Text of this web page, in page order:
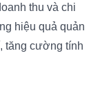
thu và chi
hiệu quả quản
tăng cường tính